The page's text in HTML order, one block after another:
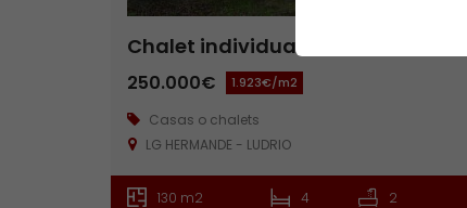
Chalet individual de 4 dormitorios,
Ludrio – Castro de Rei
250.000€ 1.923€/m2
Casas o chalets
LG HERMANDE - LUDRIO
130 m2 4 2